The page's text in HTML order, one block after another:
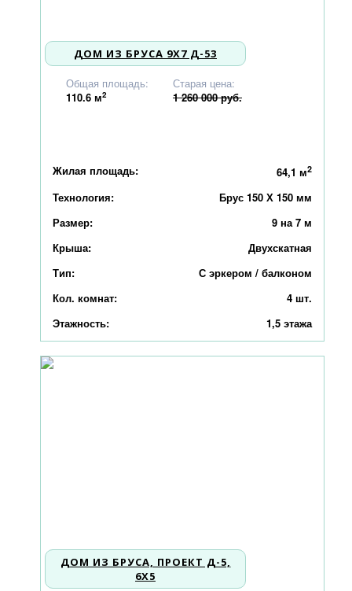
ДОМ ИЗ БРУСА 9X7 Д-53
Старая цена:
1 260 000 руб.
Общая площадь:
110.6 м2
Жилая площадь: 64,1 м2
Технология:
Брус 150 Х 150 мм
Размер:
9 на 7 м
Крыша:
Двухскатная
Тип:
С эркером / балконом
Кол. комнат:
4 шт.
Этажность:
1,5 этажа
ДОМ ИЗ БРУСА, ПРОЕКТ Д-5,
6X5